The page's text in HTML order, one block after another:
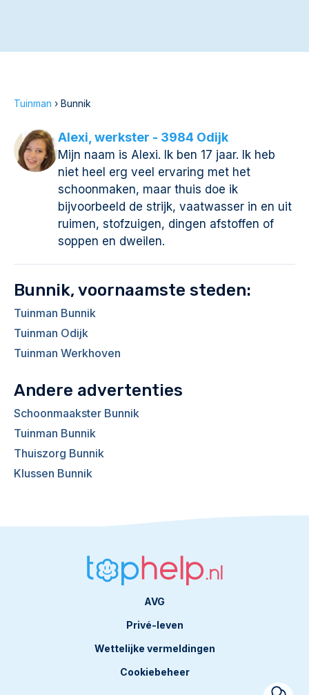
Tuinman › Bunnik
Alexi, werkster - 3984 Odijk
Mijn naam is Alexi. Ik ben 17 jaar. Ik heb
niet heel erg veel ervaring met het
schoonmaken, maar thuis doe ik
bijvoorbeeld de strijk, vaatwasser in en uit
ruimen, stofzuigen, dingen afstoffen of
soppen en dweilen.
Bunnik, voornaamste steden:
Tuinman Bunnik
Tuinman Odijk
Tuinman Werkhoven
Andere advertenties
Schoonmaakster Bunnik
Tuinman Bunnik
Thuiszorg Bunnik
Klussen Bunnik
AVG
Privé-leven
Wettelijke vermeldingen
Cookiebeheer